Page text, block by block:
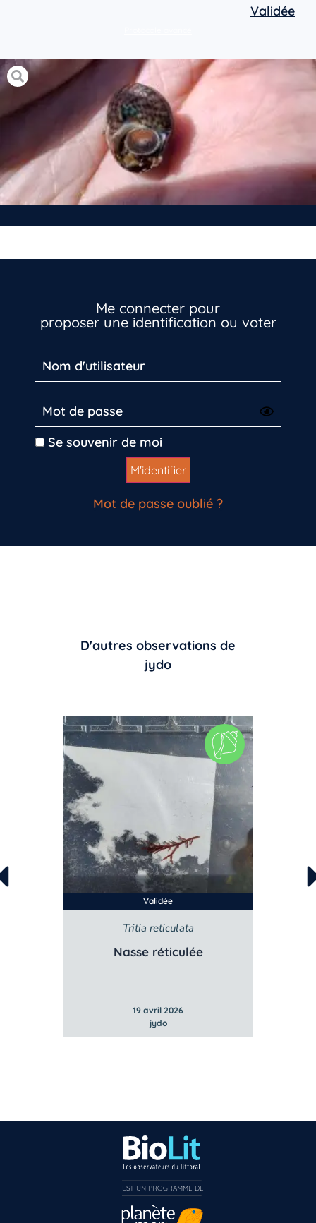
Validée
Me connecter pour
proposer une identification ou voter
Se souvenir de moi
Mot de passe oublié ?
D'autres observations de
jydo
Validée
Tritia reticulata
Nasse réticulée
19 avril 2026
jydo